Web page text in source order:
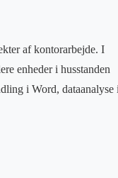
af kontorarbejde. I
enheder i husstanden
i Word, dataanalyse i